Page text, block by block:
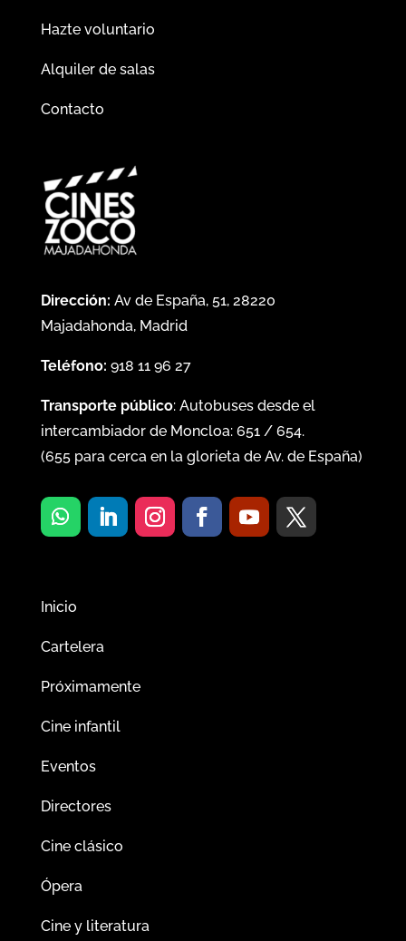
Hazte voluntario
Alquiler de salas
Contacto
Dirección: Av de España, 51, 28220
Majadahonda, Madrid
Teléfono: 918 11 96 27
Transporte público: Autobuses desde el
intercambiador de Moncloa: 651/ 654.
(655para cerca en la glorieta de Av. de España)
Inicio
Cartelera
Próximamente
Cine infantil
Eventos
Directores
Cine clásico
Ópera
Cine y literatura